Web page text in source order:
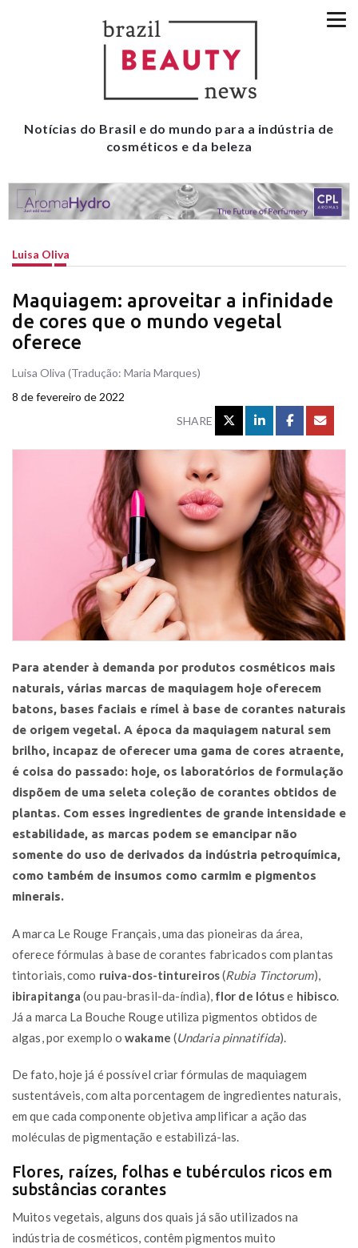
Notícias do Brasil e do mundo para a indústria de
cosméticos e da beleza
Luisa Oliva
Maquiagem: aproveitar a infinidade
de cores que o mundo vegetal
oferece
Luisa Oliva (Tradução: Maria Marques)
8 de fevereiro de 2022
SHARE
Para atender à demanda por produtos cosméticos mais
naturais, várias marcas de maquiagem hoje oferecem
batons, bases faciais e rímel à base de corantes naturais
de origem vegetal. A época da maquiagem natural sem
brilho, incapaz de oferecer uma gama de cores atraente,
é coisa do passado: hoje, os laboratórios de formulação
dispõem de uma seleta coleção de corantes obtidos de
plantas. Com esses ingredientes de grande intensidade e
estabilidade, as marcas podem se emancipar não
somente do uso de derivados da indústria petroquímica,
como também de insumos como carmim e pigmentos
minerais.
A marca Le Rouge Français, uma das pioneiras da área,
oferece fórmulas à base de corantes fabricados com plantas
tintoriais, como ruiva-dos-tintureiros(Rubia Tinctorum),
ibirapitanga (ou pau-brasil-da-índia), flor de lótuse hibisco
Já a marca La Bouche Rouge utiliza pigmentos obtidos de
algas, por exemplo owakame (Undaria pinnatifida).
De fato, hoje já é possível criar fórmulas de maquiagem
sustentáveis, com alta porcentagem de ingredientes naturais,
em que cada componente objetiva amplificar a ação das
moléculas de pigmentação e estabilizá-las.
Flores, raízes, folhas e tubérculos ricos em
substâncias corantes
Muitos vegetais, alguns dos quais já são utilizados na
indústria de cosméticos, contêm pigmentos muito